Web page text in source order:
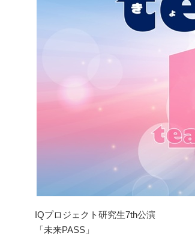
IQプロジェクト研究生7th公演
「未来PASS」